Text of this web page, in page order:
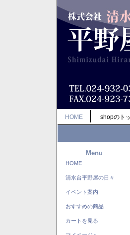
HOME shopのト
Menu
HOME
清水台平野屋の日々
イベント案内
おすすめの商品
カートを見る